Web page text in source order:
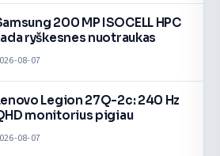
200 MP ISOCELL HPC
ryškesnes nuotraukas
08-07
Legion 27Q-2c: 240 Hz
monitorius pigiau
08-07